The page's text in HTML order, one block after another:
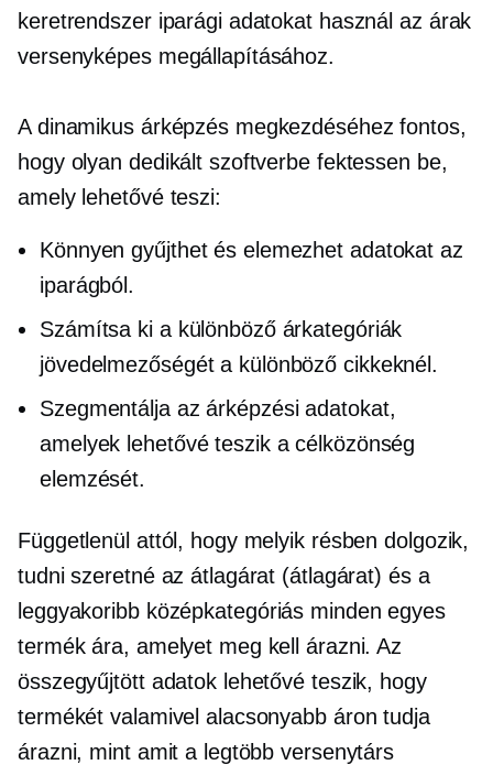
keretrendszer iparági adatokat használ az árak
versenyképes megállapításához.
A dinamikus árképzés megkezdéséhez fontos,
hogy olyan dedikált szoftverbe fektessen be,
amely lehetővé teszi:
Könnyen gyűjthet és elemezhet adatokat az
iparágból.
Számítsa ki a különböző árkategóriák
jövedelmezőségét a különböző cikkeknél.
Szegmentálja az árképzési adatokat,
amelyek lehetővé teszik a célközönség
elemzését.
Függetlenül attól, hogy melyik résben dolgozik,
tudni szeretné az átlagárat (átlagárat) és a
leggyakoribb középkategóriás minden egyes
termék ára, amelyet meg kell árazni. Az
összegyűjtött adatok lehetővé teszik, hogy
termékét valamivel alacsonyabb áron tudja
árazni, mint amit a legtöbb versenytárs